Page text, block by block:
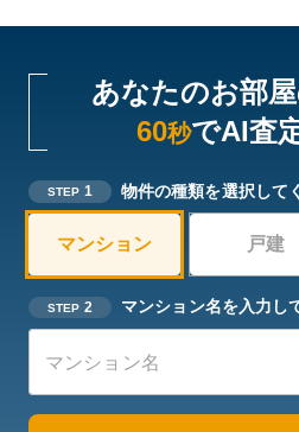
あなたのお部
60秒でAI査
STEP 1 物件の種類を選択して
マンション 戸建
STEP 2 マンション名を入力し